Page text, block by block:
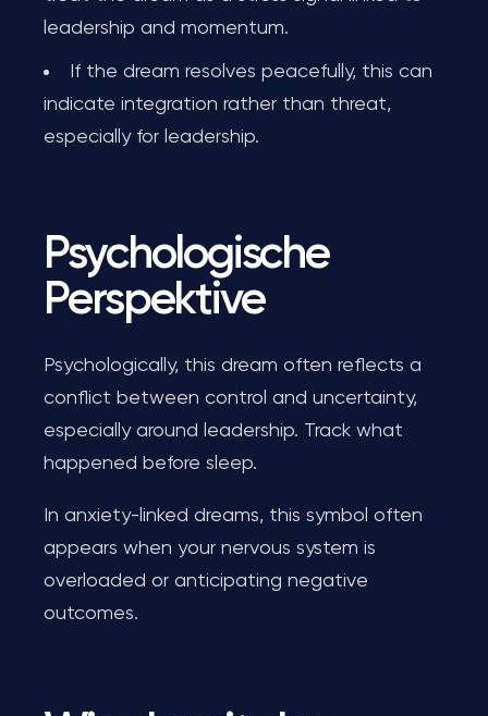
leadership and momentum.
If the dream resolves peacefully, this can
indicate integration rather than threat,
especially for leadership.
Psychologische
Perspektive
Psychologically, this dream often reflects a
conflict between control and uncertainty,
especially around leadership. Track what
happened before sleep.
In anxiety-linked dreams, this symbol often
appears when your nervous system is
overloaded or anticipating negative
outcomes.